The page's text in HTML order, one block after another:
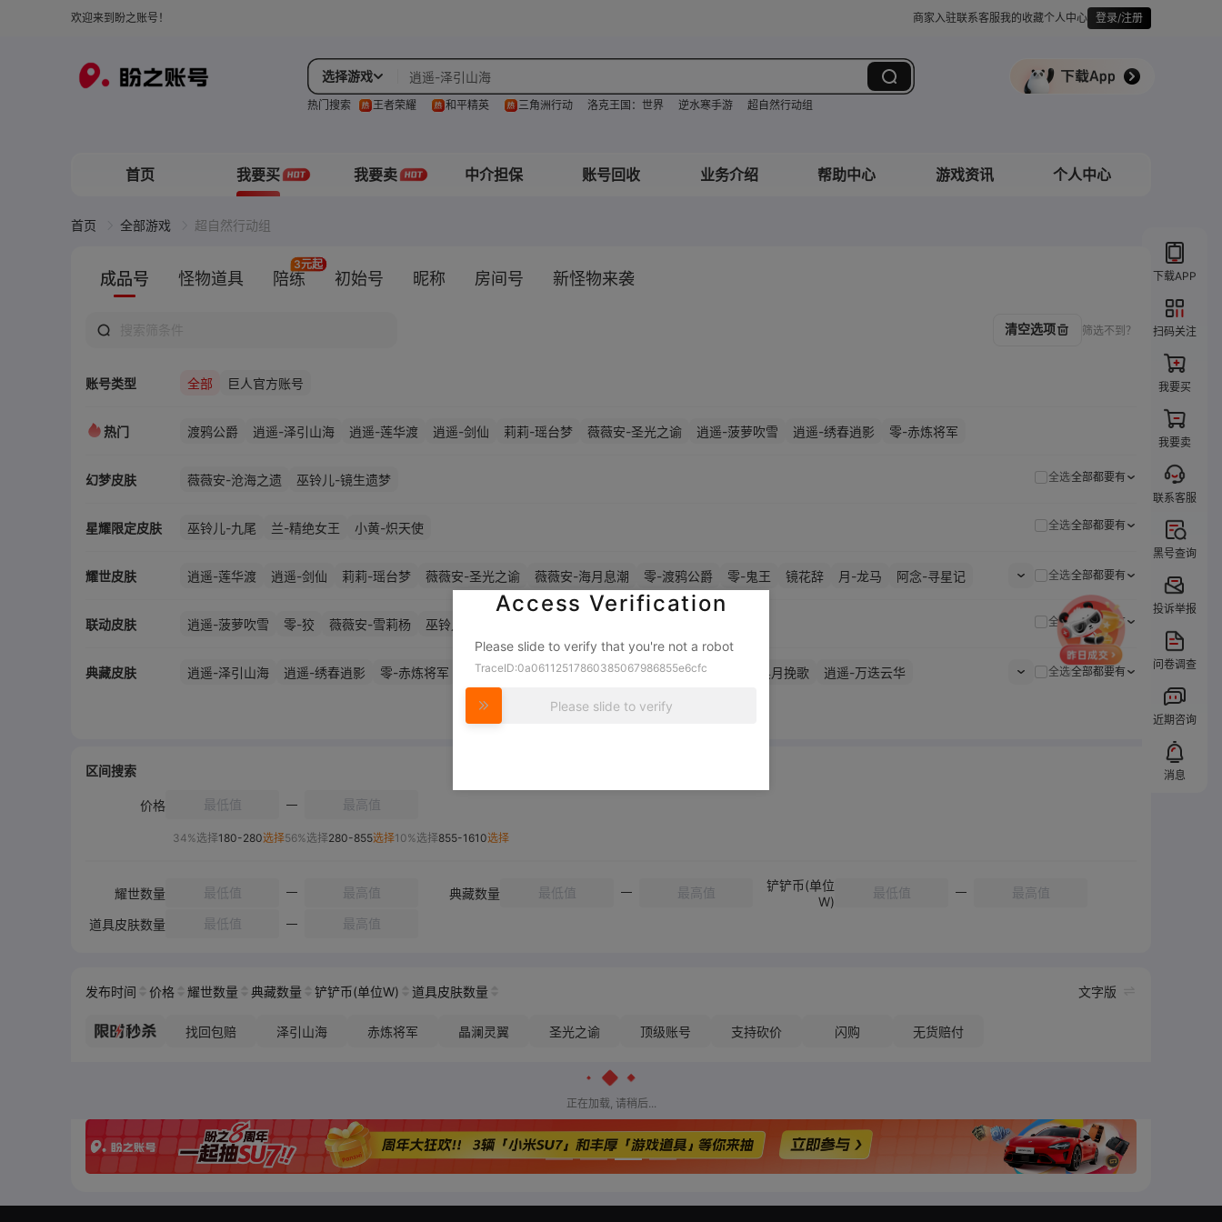
欢迎来到盼之账号！ 商家入驻联系客服我的收藏个人中心 登录/注册
选择游戏 逍遥-泽引山海
逍遥-莲华渡
逍遥-剑仙
热门搜索 王者荣耀 和平精英 三角洲行动 洛克王国：世界 逆水寒手游 超自然行动组
首页 我要买 我要卖 中介担保 账号回收 业务介绍 帮助中心 游戏资讯 个人中心
首页 全部游戏 超自然行动组
成品号 怪物道具 陪练
3元起
初始号 昵称 房间号 新怪物来袭
清空选项 筛选不到？
账号类型 全部 巨人官方账号
热门 渡鸦公爵 逍遥-泽引山海 逍遥-莲华渡 逍遥-剑仙 莉莉-瑶台梦 薇薇安-圣光之谕 逍遥-菠萝吹雪 逍遥-绣春逍影 零-赤炼将军
幻梦皮肤 薇薇安-沧海之遗 巫铃儿-镜生遗梦 全选全部都要有
星耀限定皮肤 巫铃儿-九尾 兰-精绝女王 小黄-炽天使 全选全部都要有
耀世皮肤 逍遥-莲华渡 逍遥-剑仙 莉莉-瑶台梦 薇薇安-圣光之谕 薇薇安-海月息潮 零-渡鸦公爵 零-鬼王 镜花辞 月-龙马
阿念-寻星记
艾伦-星渊法则
全选全部都要有
联动皮肤 逍遥-菠萝吹雪 零-狡 薇薇安-雪莉杨 巫铃儿-上官子怡 全选 全部都要有
典藏皮肤 逍遥-泽引山海 逍遥-绣春逍影 零-赤炼将军 莉莉-情公主 莉莉-雪羽 莉莉-莓果陷阱 薇薇安-黑月挽歌
逍遥-万迭云华
薇薇安-白光莹 零-磨砺成锋
阿念-迷途僵宝 临云-赤鳞纪
小满-童话息语
小黄-异色序曲
全选全部都要有
展开
区间搜索
价格
34%选择180-280选择56%选择280-855选择10%选择855-1610选择
耀世数量 典藏数量
铲铲币(单位
W)
道具皮肤数量
发布时间 价格 耀世数量 典藏数量 铲铲币(单位W) 道具皮肤数量 文字版
找回包赔 泽引山海 赤炼将军 晶澜灵翼 圣光之谕 顶级账号 支持砍价 闪购 无货赔付
正在加载, 请稍后...
下载APP
扫码关注
我要买
我要卖
联系客服
黑号查询
投诉举报
问卷调查
近期咨询
消息
Access Verification
Please slide to verify that you're not a robot
TraceID:0a06112517860385067986855e6cfc
Please slide to verify